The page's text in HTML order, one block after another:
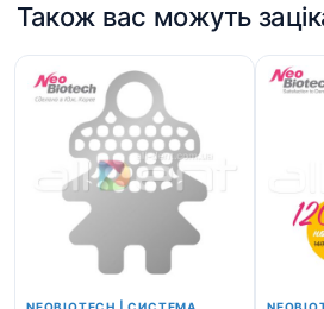
Також вас можуть